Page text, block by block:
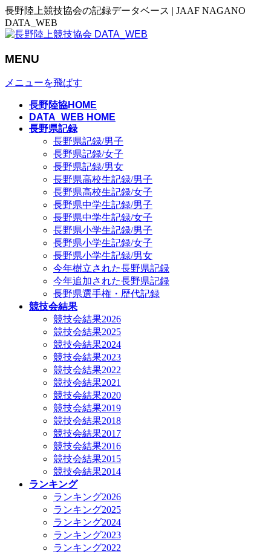
長野陸上競技協会の記録データベース | JAAF NAGANO
DATA_WEB
MENU
メニューを飛ばす
長野陸協HOME
DATA_WEB HOME
長野県記録
長野県記録/男子
長野県記録/女子
長野県記録/男女
長野県高校生記録/男子
長野県高校生記録/女子
長野県中学生記録/男子
長野県中学生記録/女子
長野県小学生記録/男子
長野県小学生記録/女子
長野県小学生記録/男女
今年樹立された長野県記録
今年追加された長野県記録
長野県選手権・歴代記録
競技会結果
競技会結果2026
競技会結果2025
競技会結果2024
競技会結果2023
競技会結果2022
競技会結果2021
競技会結果2020
競技会結果2019
競技会結果2018
競技会結果2017
競技会結果2016
競技会結果2015
競技会結果2014
ランキング
ランキング2026
ランキング2025
ランキング2024
ランキング2023
ランキング2022